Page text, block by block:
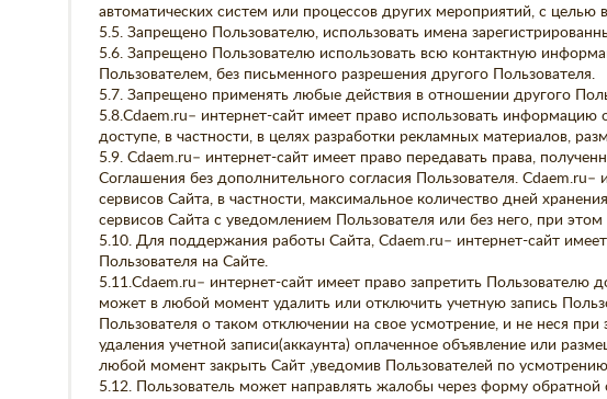
автоматических систем или процессов других мероприятий, с целью
5.5. Запрещено Пользователю, использовать имена
5.6. Запрещено Пользователю использовать всю контактную
Пользователем, без письменного разрешения другого Пользователя.
5.7. Запрещено применять любые действия в отношении другого
5.8.Cdaem.ru– интернет-сайт имеет право использовать
доступе, в частности, в целях разработки рекламных материалов,
5.9. Cdaem.ru– интернет-сайт имеет право передавать права,
Соглашения без дополнительного согласия Пользователя.
сервисов Сайта, в частности, максимальное количество дней
сервисов Сайта с уведомлением Пользователя или без него, при
5.10. Для поддержания работы Сайта, Cdaem.ru– интернет-сайт
Пользователя на Сайте.
5.11.Cdaem.ru– интернет-сайт имеет право запретить Пользователю
может в любой момент удалить или отключить учетную запись
Пользователя о таком отключении на свое усмотрение, и не неся
удаления учетной записи(аккаунта) оплаченное объявление или
любой момент закрыть Сайт ,уведомив Пользователей по
5.12. Пользователь может направлять жалобы через форму обратной